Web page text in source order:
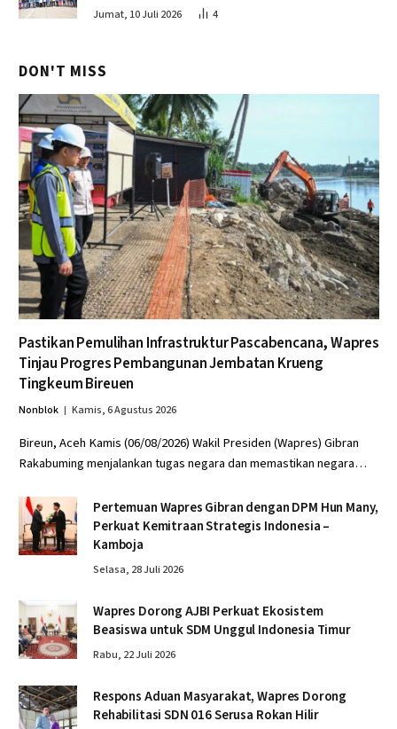
Jumat, 10 Juli 2026 4
DON'T MISS
Pastikan Pemulihan Infrastruktur Pascabencana, Wapres
Tinjau Progres Pembangunan Jembatan Krueng
Tingkeum Bireuen
Nonblok Kamis, 6 Agustus 2026
Bireun, Aceh Kamis (06/08/2026) Wakil Presiden (Wapres) Gibran
Rakabuming menjalankan tugas negara dan memastikan negara…
Pertemuan Wapres Gibran dengan DPM Hun Many,
Perkuat Kemitraan Strategis Indonesia –
Kamboja
Selasa, 28 Juli 2026
Wapres Dorong AJBI Perkuat Ekosistem
Beasiswa untuk SDM Unggul Indonesia Timur
Rabu, 22 Juli 2026
Respons Aduan Masyarakat, Wapres Dorong
Rehabilitasi SDN 016 Serusa Rokan Hilir